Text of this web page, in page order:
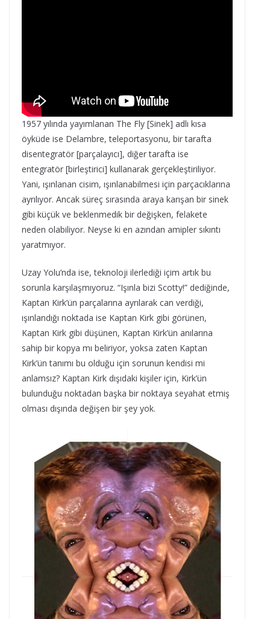
1957 yılında yayımlanan The Fly [Sinek] adlı kısa
öyküde ise Delambre, teleportasyonu, bir tarafta
disentegratör [parçalayıcı], diğer tarafta ise
entegratör [birleştirici] kullanarak gerçekleştiriliyor.
Yani, ışınlanan cisim, ışınlanabilmesi için parçacıklarına
ayrılıyor. Ancak süreç sırasında araya karışan bir sinek
gibi küçük ve beklenmedik bir değişken, felakete
neden olabiliyor. Neyse ki en azından amipler sıkıntı
yaratmıyor.
Uzay Yolu’nda ise, teknoloji ilerlediği içim artık bu
sorunla karşılaşmıyoruz. “Işınla bizi Scotty!” dediğinde,
Kaptan Kirk’ün parçalarına ayrılarak can verdiği,
ışınlandığı noktada ise Kaptan Kirk gibi görünen,
Kaptan Kirk gibi düşünen, Kaptan Kirk’ün anılarına
sahip bir kopya mı beliriyor, yoksa zaten Kaptan
Kirk’ün tanımı bu olduğu için sorunun kendisi mi
anlamsız? Kaptan Kirk dışıdaki kişiler için, Kirk’ün
bulunduğu noktadan başka bir noktaya seyahat etmiş
olması dışında değişen bir şey yok.